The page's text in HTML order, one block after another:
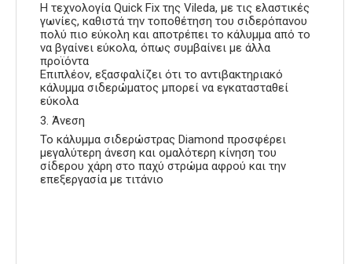
Η τεχνολογία Quick Fix της Vileda, με τις ελαστικές
γωνίες, καθιστά την τοποθέτηση του σιδερόπανου
πολύ πιο εύκολη και αποτρέπει το κάλυμμα από το
να βγαίνει εύκολα, όπως συμβαίνει με άλλα
προϊόντα
Επιπλέον, εξασφαλίζει ότι το αντιβακτηριακό
κάλυμμα σιδερώματος μπορεί να εγκατασταθεί
εύκολα
3. Άνεση
Το κάλυμμα σιδερώστρας Diamond προσφέρει
μεγαλύτερη άνεση και ομαλότερη κίνηση του
σίδερου χάρη στο παχύ στρώμα αφρού και την
επεξεργασία με τιτάνιο